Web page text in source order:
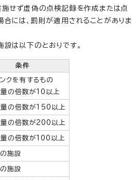
せず虚偽の点検記録を作成または点
には、罰則が適用されることがありま
は以下のとおりです。
条件
クを有するもの
の倍数が10以上
量の倍数が150以上
量の倍数が200以上
の倍数が100以上
施設
施設